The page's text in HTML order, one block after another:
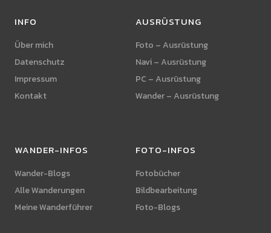
INFO
Über mich
Datenschutz
Impressum
Kontakt
AUSRÜSTUNG
Foto – Ausrüstung
Navi – Ausrüstung
PC – Ausrüstung
Wander – Ausrüstung
WANDER-INFOS
Wander-Blogs
Alle Wanderungen
Meine Wanderführer
FOTO-INFOS
Fotobücher
Bildbearbeitung
Foto-Blogs